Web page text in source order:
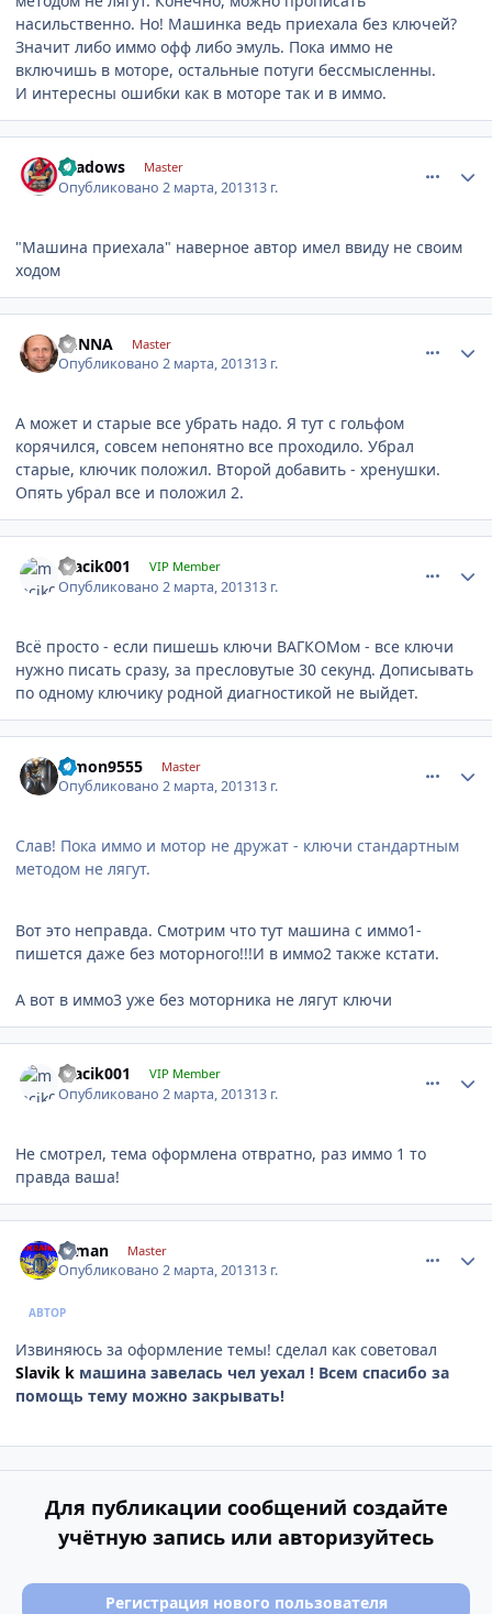
насильственно. Но! Машинка ведь приехала без ключей?
Значит либо иммо офф либо эмуль. Пока иммо не
включишь в моторе, остальные потуги бессмысленны.
И интересны ошибки как в моторе так и в иммо.
shadows Master
Опубликовано2 марта, 201313 г.
"Машина приехала" наверное автор имел ввиду не своим
ходом
GENNA Master
Опубликовано2 марта, 201313 г.
А может и старые все убрать надо. Я тут с гольфом
корячился, совсем непонятно все проходило. Убрал
старые, ключик положил. Второй добавить - хренушки.
Опять убрал все и положил 2.
macik001 VIP Member
Опубликовано2 марта, 201313 г.
Всё просто - если пишешь ключи ВАГКОМом - все ключи
нужно писать сразу, за пресловутые 30 секунд. Дописывать
по одному ключику родной диагностикой не выйдет.
dimon9555 Master
Опубликовано2 марта, 201313 г.
Слав! Пока иммо и мотор не дружат - ключи стандартным
методом не лягут.
Вот это неправда. Смотрим что тут машина с иммо1-
пишется даже без моторного!!!И в иммо2 также кстати.
А вот в иммо3 уже без моторника не лягут ключи
macik001 VIP Member
Опубликовано2 марта, 201313 г.
Не смотрел, тема оформлена отвратно, раз иммо 1 то
правда ваша!
silman Master
Опубликовано2 марта, 201313 г.
АВТОР
Извиняюсь за оформление темы! сделал как советовал
Slavik k машина завелась чел уехал ! Всем спасибо за
помощь тему можно закрывать!
Для публикации сообщений создайте
учётную запись или авторизуйтесь
Регистрация нового пользователя